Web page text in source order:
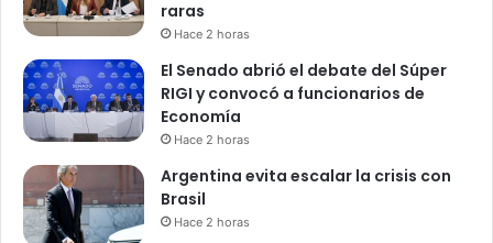
raras
Hace 2 horas
El Senado abrió el debate del Súper
RIGI y convocó a funcionarios de
Economía
Hace 2 horas
Argentina evita escalar la crisis con
Brasil
Hace 2 horas